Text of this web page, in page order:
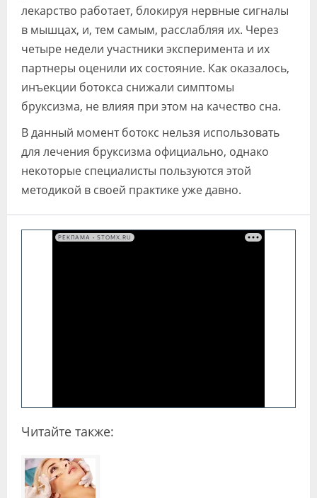
лекарство работает, блокируя нервные сигналы
в мышцах, и, тем самым, расслабляя их. Через
четыре недели участники эксперимента и их
партнеры оценили их состояние. Как оказалось,
инъекции ботокса снижали симптомы
бруксизма, не влияя при этом на качество сна.
В данный момент ботокс нельзя использовать
для лечения бруксизма официально, однако
некоторые специалисты пользуются этой
методикой в своей практике уже давно.
РЕКЛАМА • STOMX.RU
Читайте также: